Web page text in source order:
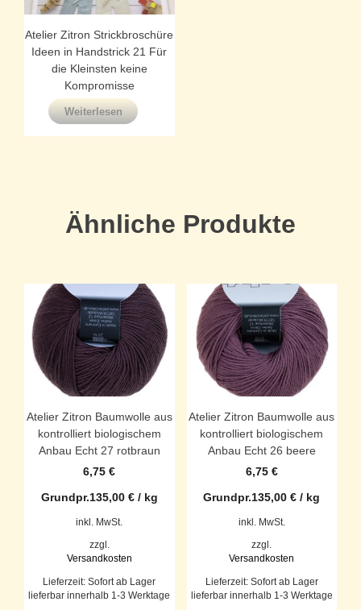
Atelier Zitron Strickbroschüre
Ideen in Handstrick 21 Für
die Kleinsten keine
Kompromisse
Weiterlesen
Ähnliche Produkte
Atelier Zitron Baumwolle aus
kontrolliert biologischem
Anbau Echt 27 rotbraun
6,75€
Grundpr.135,00 €/ kg
inkl. MwSt.
zzgl.
Versandkosten
Lieferzeit:Sofort ab Lager
lieferbar innerhalb 1-3 Werktage
Atelier Zitron Baumwolle aus
kontrolliert biologischem
Anbau Echt 26 beere
6,75 €
Grundpr.135,00€ / kg
inkl. MwSt.
zzgl.
Versandkosten
Lieferzeit: Sofort ab Lager
lieferbar innerhalb 1-3 Werktage